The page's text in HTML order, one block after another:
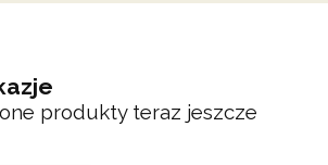
produkty teraz jeszcze